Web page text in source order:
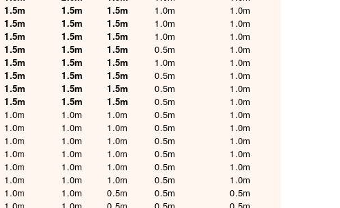
1.5m
1.5m
1.5m
1.5m
1.5m
1.5m
1.5m
1.5m
1.0m
1.0m
1.0m
1.0m
1.0m
1.0m
1.0m
1.5m
1.5m
1.5m
1.5m
1.5m
1.5m
1.5m
1.5m
1.0m
1.0m
1.0m
1.0m
1.0m
1.0m
1.0m
1.5m
1.5m
1.5m
1.5m
1.5m
1.5m
1.5m
1.5m
1.0m
1.0m
1.0m
1.0m
1.0m
1.0m
0.5m
1.0m
1.0m
1.0m
0.5m
1.0m
0.5m
0.5m
0.5m
0.5m
0.5m
0.5m
0.5m
0.5m
0.5m
0.5m
1.0m
1.0m
1.0m
1.0m
1.0m
1.0m
1.0m
1.0m
1.0m
1.0m
1.0m
1.0m
1.0m
1.0m
0.5m